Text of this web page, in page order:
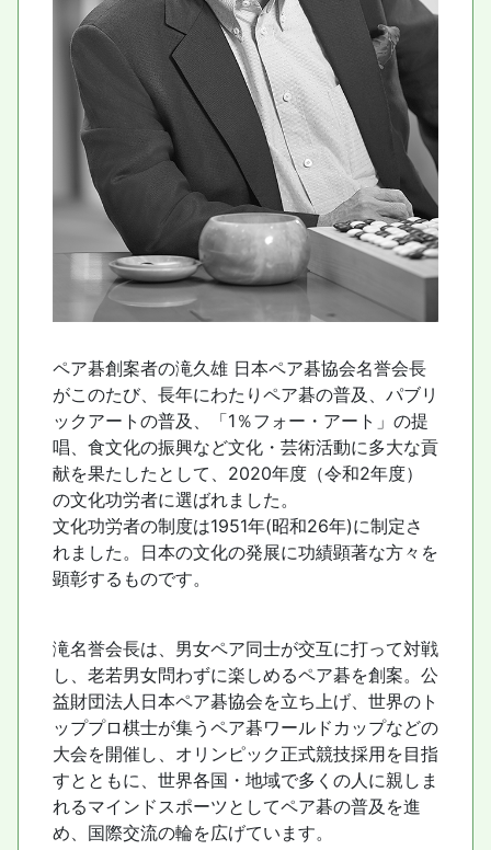
ペア碁創案者の滝久雄 日本ペア碁協会名誉会長
がこのたび、長年にわたりペア碁の普及、パブリ
ックアートの普及、「1％フォー・アート」の提
唱、食文化の振興など文化・芸術活動に多大な貢
献を果たしたとして、2020年度（令和2年度）
の文化功労者に選ばれました。
文化功労者の制度は1951年(昭和26年)に制定さ
れました。日本の文化の発展に功績顕著な方々を
顕彰するものです。
滝名誉会長は、男女ペア同士が交互に打って対戦
し、老若男女問わずに楽しめるペア碁を創案。公
益財団法人日本ペア碁協会を立ち上げ、世界のト
ッププロ棋士が集うペア碁ワールドカップなどの
大会を開催し、オリンピック正式競技採用を目指
すとともに、世界各国・地域で多くの人に親しま
れるマインドスポーツとしてペア碁の普及を進
め、国際交流の輪を広げています。